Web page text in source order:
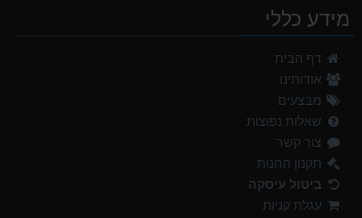
מידע כללי
דף הבית
אודותינו
מבצעים
שאלות נפוצות
צור קשר
תקנון החנות
ביטול עיסקה
עגלת קניות